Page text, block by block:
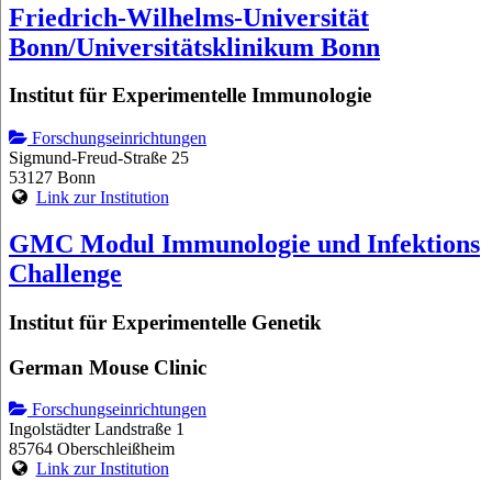
Friedrich-Wilhelms-Universität
Bonn/Universitätsklinikum Bonn
Institut für Experimentelle Immunologie
Forschungseinrichtungen
Sigmund-Freud-Straße 25
53127 Bonn
Link zur Institution
GMC Modul Immunologie und Infektions
Challenge
Institut für Experimentelle Genetik
German Mouse Clinic
Forschungseinrichtungen
Ingolstädter Landstraße 1
85764 Oberschleißheim
Link zur Institution